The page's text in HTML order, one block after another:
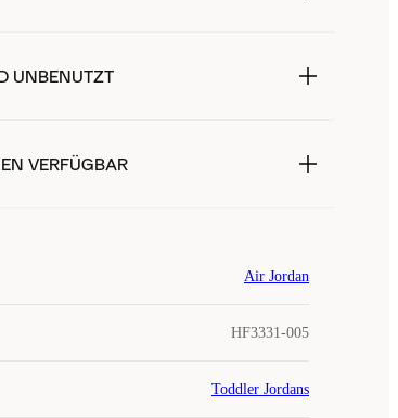
UNBENUTZT
VERFÜGBAR
Air Jordan
HF3331-005
Toddler Jordans